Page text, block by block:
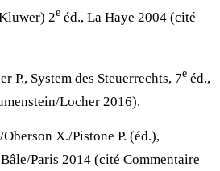
2e éd., La Haye 2004 (cité
P., System des Steuerrechts, 7e éd.,
Locher 2016).
X./Pistone P. (éd.),
Paris 2014 (cité Commentaire